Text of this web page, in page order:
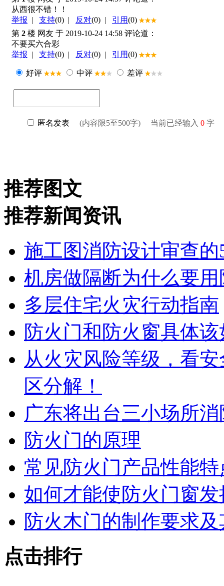
推荐图文
推荐新闻资讯
施工图消防设计审查
机房做隔断为什么要
多层住宅火灾行动指南
防火门和防火窗具体
从火灾风险等级，看
区分解！
广东将出台三小场所
防火门的原理
常见防火门产品性能
如何才能使防火门窗
防火木门的制作要求
点击排行